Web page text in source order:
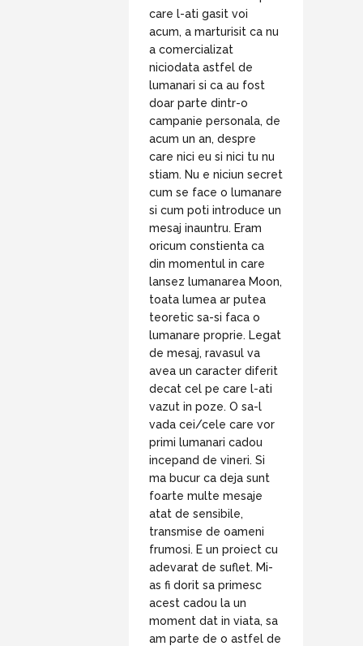
care l-ati gasit voi
acum, a marturisit ca nu
a comercializat
niciodata astfel de
lumanari si ca au fost
doar parte dintr-o
campanie personala, de
acum un an, despre
care nici eu si nici tu nu
stiam. Nu e niciun secret
cum se face o lumanare
si cum poti introduce un
mesaj inauntru. Eram
oricum constienta ca
din momentul in care
lansez lumanarea Moon,
toata lumea ar putea
teoretic sa-si faca o
lumanare proprie. Legat
de mesaj, ravasul va
avea un caracter diferit
decat cel pe care l-ati
vazut in poze. O sa-l
vada cei/cele care vor
primi lumanari cadou
incepand de vineri. Si
ma bucur ca deja sunt
foarte multe mesaje
atat de sensibile,
transmise de oameni
frumosi. E un proiect cu
adevarat de suflet. Mi-
as fi dorit sa primesc
acest cadou la un
moment dat in viata, sa
am parte de o astfel de